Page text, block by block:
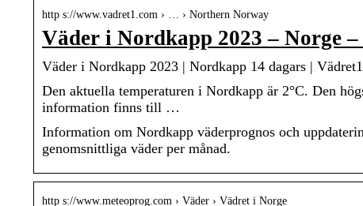
http s://www.vadret1.com › … › Northern Norway
Väder i Nordkapp 2023 – Norge
Väder i Nordkapp 2023 | Nordkapp 14 dagars |
Den aktuella temperaturen i Nordkapp är 2°C. Den
information finns till …
Information om Nordkapp väderprognos och
genomsnittliga väder per månad.
http s://www.meteoprog.com › Väder › Vädret i Norge